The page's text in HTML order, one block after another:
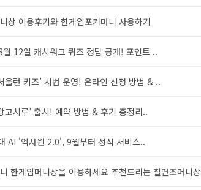
상 이용후기와 한게임포커머니 사용하기
12일 캐시워크 퀴즈 정답 공개! 포인트 ..
울런 키즈’ 시범 운영! 온라인 신청 방법 & ..
고시루’ 출시! 예약 방법 & 후기 총정리..
AI '엑사원 2.0', 9월부터 정식 서비스..
한게임머니상을 이용하세요 추천드리는 칠면조머니상